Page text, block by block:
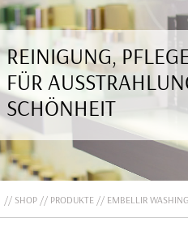
VALMONT
MENARD
MEDER
COSNOBELL
PROBIO DERM・INFO
BELLEFONTAINE
DERMALOGICA
EVA GARDEN
APHRO CELINA
ANGEBOTE
REINIGUNG,
FÜR
SCHÖNHEIT
SHOP PRODUKTE EMBELLIR WASHING